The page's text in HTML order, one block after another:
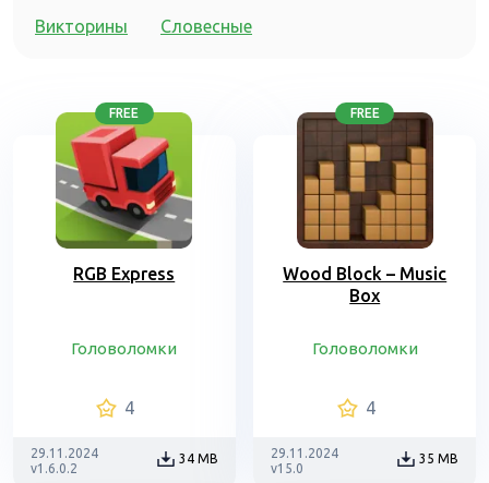
Викторины
Словесные
FREE
RGB Express
Головоломки
4
29.11.2024
v1.6.0.2
34 MB
FREE
Wood Block – Music
Box
Головоломки
4
29.11.2024
v15.0
35 MB